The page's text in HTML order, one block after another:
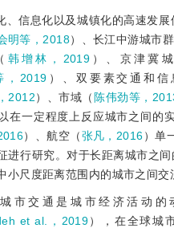
、信息化以及城镇化的高速发
明等，2018）、长江中游城市
韩增林，2019 ）、京津冀
，2019 ）、双要素交通和信
2012）、市域（ 陈伟劲等，
在一定程度上反应城市之间的
）、航空（张凡，2016）单
进行研究。对于长距离城市之
小尺度距离范围内的城市之间
市交通是城市经济活动
et al.，2019），在全球城